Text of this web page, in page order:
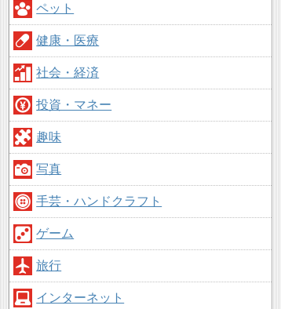
ペット
健康・医療
社会・経済
投資・マネー
趣味
写真
手芸・ハンドクラフト
ゲーム
旅行
インターネット